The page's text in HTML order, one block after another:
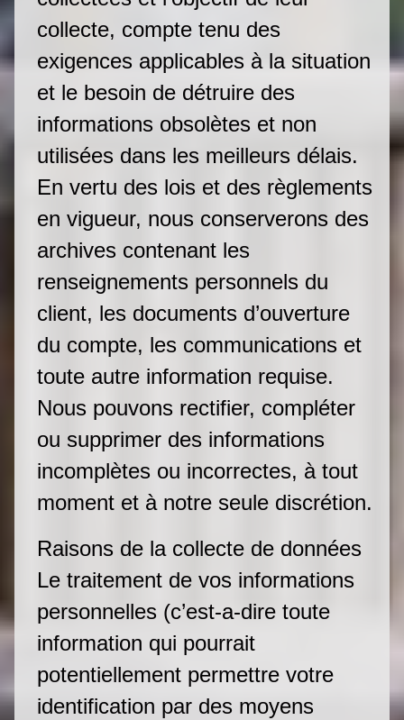
collecte, compte tenu des
exigences applicables à la situation
et le besoin de détruire des
informations obsolètes et non
utilisées dans les meilleurs délais.
En vertu des lois et des règlements
en vigueur, nous conserverons des
archives contenant les
renseignements personnels du
client, les documents d’ouverture
du compte, les communications et
toute autre information requise.
Nous pouvons rectifier, compléter
ou supprimer des informations
incomplètes ou incorrectes, à tout
moment et à notre seule discrétion.
Raisons de la collecte de données
Le traitement de vos informations
personnelles (c’est-a-dire toute
information qui pourrait
potentiellement permettre votre
identification par des moyens